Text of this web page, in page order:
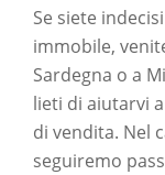
Se siete
immobile,
Sardegna o a
lieti di aiutarvi
di vendita. Nel
seguiremo